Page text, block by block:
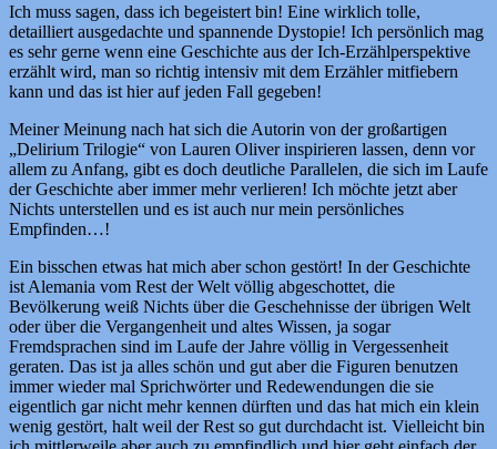
Ich muss sagen, dass ich begeistert bin! Eine wirklich tolle,
detailliert ausgedachte und spannende Dystopie! Ich persönlich mag
es sehr gerne wenn eine Geschichte aus der Ich-Erzählperspektive
erzählt wird, man so richtig intensiv mit dem Erzähler mitfiebern
kann und das ist hier auf jeden Fall gegeben!
Meiner Meinung nach hat sich die Autorin von der großartigen
„Delirium Trilogie“ von Lauren Oliver inspirieren lassen, denn vor
allem zu Anfang, gibt es doch deutliche Parallelen, die sich im Laufe
der Geschichte aber immer mehr verlieren! Ich möchte jetzt aber
Nichts unterstellen und es ist auch nur mein persönliches
Empfinden…!
Ein bisschen etwas hat mich aber schon gestört! In der Geschichte
ist Alemania vom Rest der Welt völlig abgeschottet, die
Bevölkerung weiß Nichts über die Geschehnisse der übrigen Welt
oder über die Vergangenheit und altes Wissen, ja sogar
Fremdsprachen sind im Laufe der Jahre völlig in Vergessenheit
geraten. Das ist ja alles schön und gut aber die Figuren benutzen
immer wieder mal Sprichwörter und Redewendungen die sie
eigentlich gar nicht mehr kennen dürften und das hat mich ein klein
wenig gestört, halt weil der Rest so gut durchdacht ist. Vielleicht bin